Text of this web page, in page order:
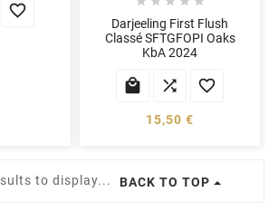

Darjeeling First Flush
Classé SFTGFOPI Oaks
KbA 2024
  
15,50 €
to display... BACK TO TOP